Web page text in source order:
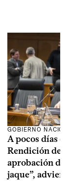
GOBIERNO
A pocos días
Rendición de
aprobación del
jaque”,